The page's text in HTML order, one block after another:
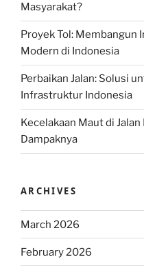
Masyarakat?
Proyek Tol:
Modern di Indonesia
Perbaikan Jalan: Solusi
Infrastruktur Indonesia
Kecelakaan Maut di Jalan
Dampaknya
ARCHIVES
March 2026
February 2026